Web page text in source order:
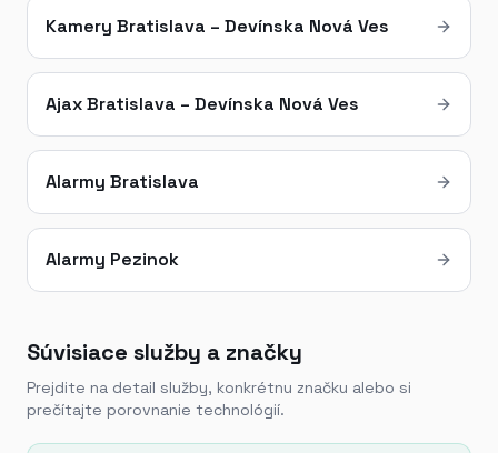
Kamery Bratislava – Devínska Nová Ves
Ajax Bratislava – Devínska Nová Ves
Alarmy Bratislava
Alarmy Pezinok
Súvisiace služby a značky
Prejdite na detail služby, konkrétnu značku alebo si
prečítajte porovnanie technológií.